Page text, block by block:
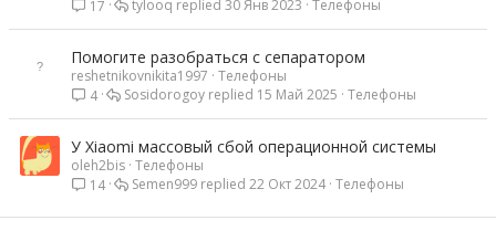
е
17
Телефоны
30 Янв 2023
tylooq
Помогите разобраться с сепаратором
reshetnikovnikita1997 Телефоны
4
Телефоны
15 Май 2025
Sosidorogoy
У Xiaomi массовый сбой операционной системы
oleh2bis Телефоны
14
Телефоны
22 Окт 2024
Semen999